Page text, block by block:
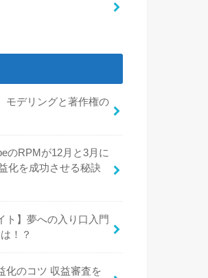
モデリングと著作権の
のRPMが12月と3月に
化を成功させる秘訣
ト】夢への入り口入門
！？
化のコツ 収益審査を